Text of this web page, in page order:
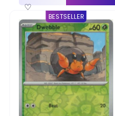
♡
BESTSELLER